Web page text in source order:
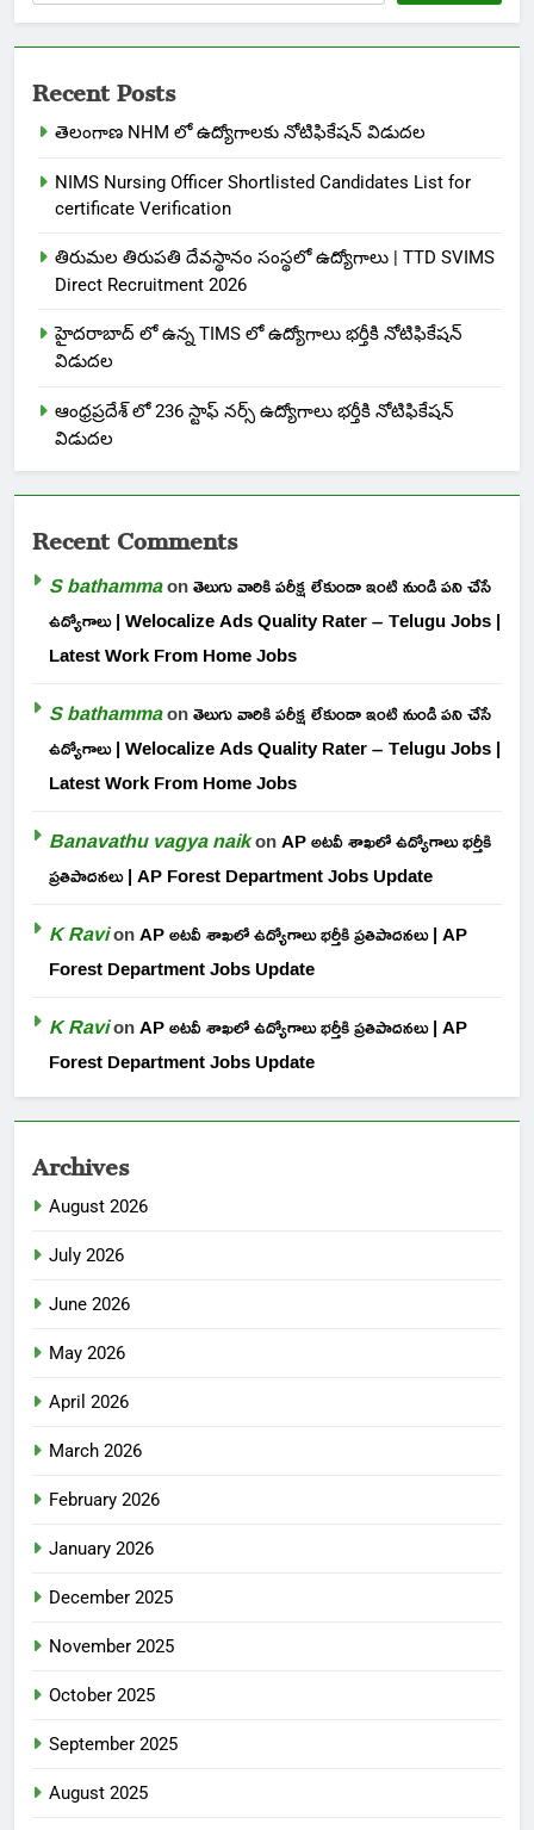
Recent Posts
తెలంగాణ NHM లో ఉద్యోగాలకు నోటిఫికేషన్ విడుదల
NIMS Nursing Officer Shortlisted Candidates List for
certificate Verification
తిరుమల తిరుపతి దేవస్థానం సంస్థలో ఉద్యోగాలు | TTD SVIMS
Direct Recruitment 2026
హైదరాబాద్ లో ఉన్న TIMS లో ఉద్యోగాలు భర్తీకి నోటిఫికేషన్
విడుదల
ఆంధ్రప్రదేశ్ లో 236 స్టాఫ్ నర్స్ ఉద్యోగాలు భర్తీకి నోటిఫికేషన్
విడుదల
Recent Comments
S bathammaonతెలుగు వారికి పరీక్ష లేకుండా ఇంటి నుండి పని చేసే
ఉద్యోగాలు | Welocalize Ads Quality Rater – Telugu Jobs |
Latest Work From Home Jobs
S bathammaonతెలుగు వారికి పరీక్ష లేకుండా ఇంటి నుండి పని చేసే
ఉద్యోగాలు | Welocalize Ads Quality Rater – Telugu Jobs |
Latest Work From Home Jobs
Banavathu vagya naikonAP అటవీ శాఖలో ఉద్యోగాలు భర్తీకి
ప్రతిపాదనలు | AP Forest Department Jobs Update
K RavionAP అటవీ శాఖలో ఉద్యోగాలు భర్తీకి ప్రతిపాదనలు | AP
Forest Department Jobs Update
K RavionAP అటవీ శాఖలో ఉద్యోగాలు భర్తీకి ప్రతిపాదనలు | AP
Forest Department Jobs Update
Archives
August 2026
July 2026
June 2026
May 2026
April 2026
March 2026
February 2026
January 2026
December 2025
November 2025
October 2025
September 2025
August 2025